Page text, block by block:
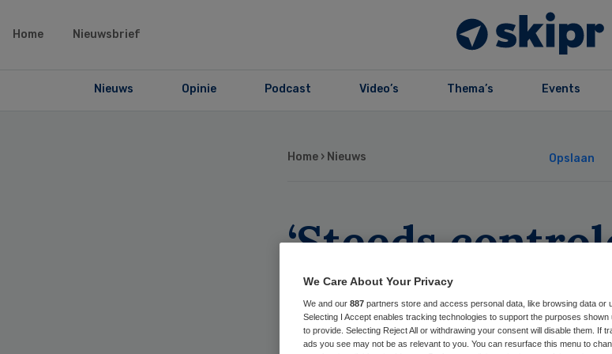
Home Nieuwsbrief
Nieuws Opinie Podcast Video’s Thema’s Events
Home › Nieuws Opslaan
‘Steeds
aangeboren
hartafwijking’
We Care About Your Privacy
We and our 887 partners store and access personal data, like browsing data or
Selecting I Accept enables tracking technologies to support the purposes
to provide. Selecting Reject All or withdrawing your consent will disable them. If
ads you see may not be as relevant to you. You can resurface this menu to